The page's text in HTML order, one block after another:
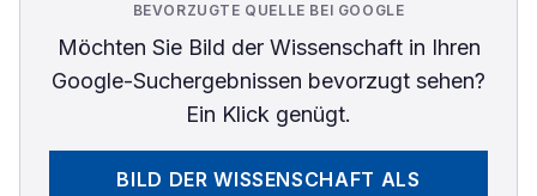
BEVORZUGTE QUELLE BEI GOOGLE
Möchten Sie Bild der Wissenschaftin Ihren
Google-Suchergebnissen bevorzugt sehen?
Ein Klick genügt.
BILD DER WISSENSCHAFT ALS